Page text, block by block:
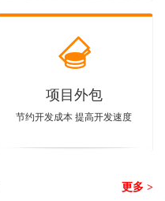
项目外包
节约开发成本 提高开发速度
更多 >